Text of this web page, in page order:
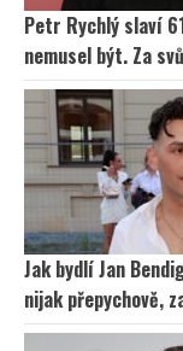
Petr Rychlý slaví
nemusel být. Za
Jak bydlí Jan
nijak přepychově,